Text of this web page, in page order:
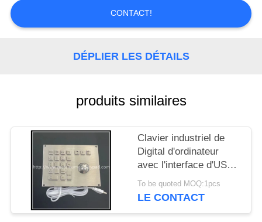
UNE
CITATION
PRIVACY
POLICY
CONTACT!
DÉPLIER LES DÉTAILS
produits similaires
Clavier industriel de
Digital d'ordinateur
avec l'interface d'USB
de boule de commande
To be quoted MOQ:1pcs
LE CONTACT